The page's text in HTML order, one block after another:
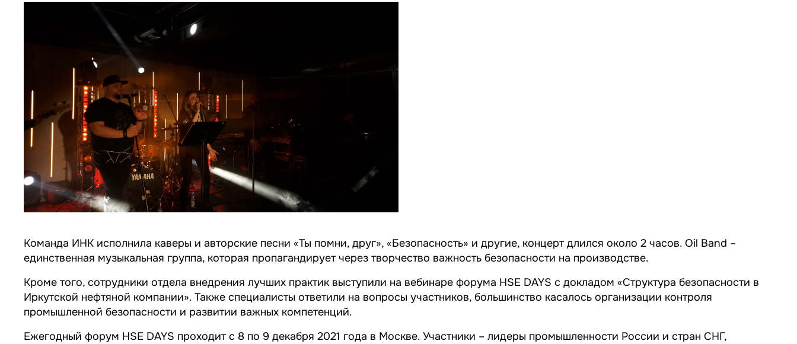
Команда ИНК исполнила каверы и авторские песни «Ты помни, друг», «Безопасность» и другие, концерт длился около 2 часов. Oil Band –
единственная музыкальная группа, которая пропагандирует через творчество важность безопасности на производстве.
Кроме того, сотрудники отдела внедрения лучших практик выступили на вебинаре форума HSE DAYS с докладом «Структура безопасности в
Иркутской нефтяной компании». Также специалисты ответили на вопросы участников, большинство касалось организации контроля
промышленной безопасности и развитии важных компетенций.
Ежегодный форум HSE DAYS проходит с 8 по 9 декабря 2021 года в Москве. Участники – лидеры промышленности России и стран СНГ,